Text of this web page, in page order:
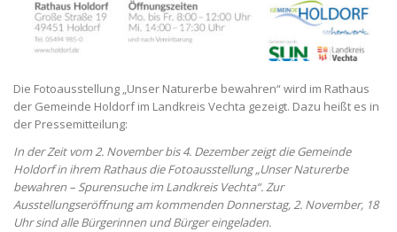
Die Fotoausstellung „Unser Naturerbe bewahren“ wird im Rathaus
der Gemeinde Holdorf im Landkreis Vechta gezeigt. Dazu heißt es in
der Pressemitteilung:
In der Zeit vom 2. November bis 4. Dezember zeigt die Gemeinde
Holdorf in ihrem Rathaus die Fotoausstellung „Unser Naturerbe
bewahren – Spurensuche im Landkreis Vechta“. Zur
Ausstellungseröffnung am kommenden Donnerstag, 2. November, 18
Uhr sind alle Bürgerinnen und Bürger eingeladen.